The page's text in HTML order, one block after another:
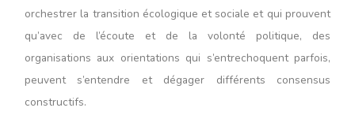
orchestrer la transition écologique et sociale et qui prouvent
qu’avec de l’écoute et de la volonté politique, des
organisations aux orientations qui s’entrechoquent parfois,
peuvent s’entendre et dégager différents consensus
constructifs.